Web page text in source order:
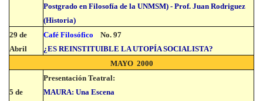
Postgrado en Filosofía de la UNMSM) - Prof. Juan Rodriguez
(Historia)
29 de
Abril
Café Filosófico No. 97
¿ES REINSTITUIBLE LA UTOPÍA SOCIALISTA?
MAYO 2000
5 de
Presentación Teatral:
MAURA: Una Escena